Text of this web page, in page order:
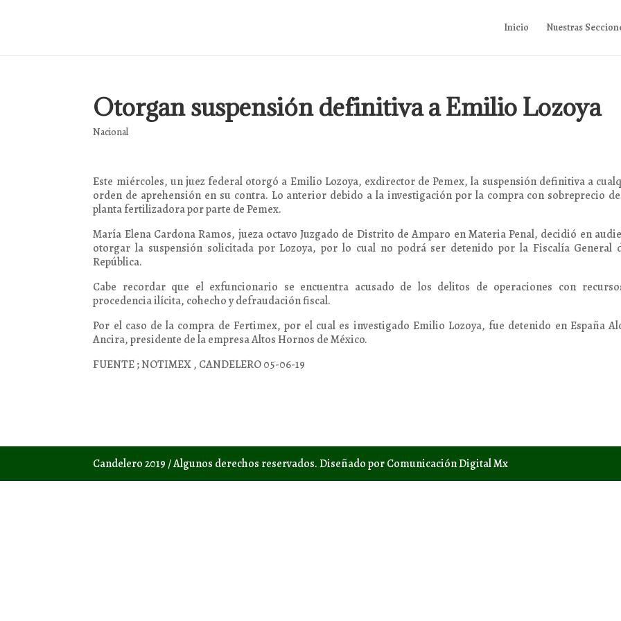
Inicio Nuestras
Otorgan suspensión definitiva a Emilio Lozoya
Nacional
Este miércoles, un juez federal otorgó a Emilio Lozoya, exdirector de Pemex, la suspensión definitiva a
orden de aprehensión en su contra. Lo anterior debido a la investigación por la compra con sobreprecio
planta fertilizadora por parte de Pemex.
María Elena Cardona Ramos, jueza octavo Juzgado de Distrito de Amparo en Materia Penal, decidió en
otorgar la suspensión solicitada por Lozoya, por lo cual no podrá ser detenido por la Fiscalía General
República.
Cabe recordar que el exfuncionario se encuentra acusado de los delitos de operaciones con
procedencia ilícita, cohecho y defraudación fiscal.
Por el caso de la compra de Fertimex, por el cual es investigado Emilio Lozoya, fue detenido en España
Ancira, presidente de la empresa Altos Hornos de México.
FUENTE ; NOTIMEX , CANDELERO 05-06-19
Candelero 2019 / Algunos derechos reservados. Diseñado por Comunicación Digital Mx